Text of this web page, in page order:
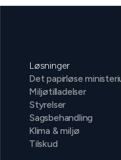
Løsninger
Det papirløse
Miljøtilladelser
Styrelser
Sagsbehandling
Klima & miljø
Tilskud